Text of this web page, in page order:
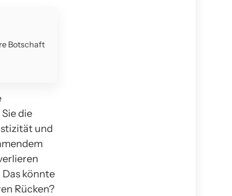
Botschaft
die
und
könnte
Rücken?